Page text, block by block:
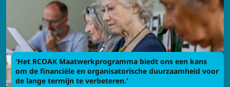
'Het RCOAK Maatwerkprogramma biedt ons een kans
om de financiële en organisatorische duurzaamheid voor
de lange termijn te verbeteren.'